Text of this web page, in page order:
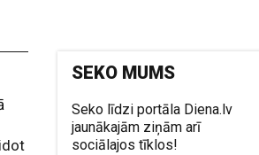
SEKO MUMS
Seko līdzi portāla Diena.lv
jaunākajām ziņām arī
sociālajos tīklos!